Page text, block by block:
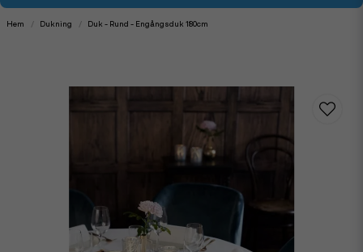
Hem Dukning Duk - Rund - Engångsduk 180cm